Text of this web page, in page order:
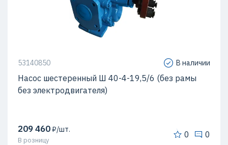
53140850 В наличии
Насос шестеренный Ш 40-4-19,5/6 (без рамы
без электродвигателя)
209 460₽/шт.
В розницу
0 0